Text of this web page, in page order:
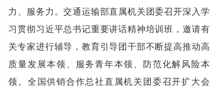
力、服务力。交通运输部直属机关团委召开深入学
习贯彻习近平总书记重要讲话精神培训班，邀请有
关专家进行辅导，教育引导团干部不断提高推动高
质量发展本领、服务青年本领、防范化解风险本
领。全国供销合作总社直属机关团委召开扩大会